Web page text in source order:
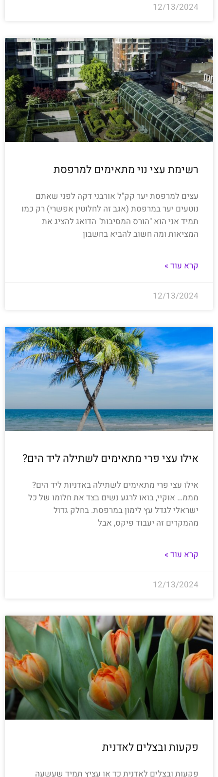
12/13/2024
רשימת עצי נוי מתאימים למרפסת
עצים למרפסת יער קק"ל אורבני דקה לפני שאתם
נוטעים יער במרפסת (אגב זה לחלוטין אפשרי) רק כמו
תמיד אני הוא "הורס המסיבות" הדואג להציג את
המציאות ומה חשוב להביא בחשבון
קרא עוד »
12/13/2024
אילו עצי פרי מתאימים לשתילה ליד הים?
אילו עצי פרי מתאימים לשתילה באדניות ליד הים?
מממ… אוקיי, בואו לרגע נשים בצד את חלומו של כל
ישראלי לגדל עץ לימון במרפסת. בחלק גדול
מהמקרים זה יעבוד פיקס, אבל
קרא עוד »
12/13/2024
פקעות ובצלים לאדנית
פקעות ובצלים לאדנית כד או עציץ תמיד שעשעה